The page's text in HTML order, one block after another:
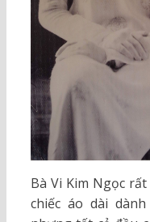
Bà Vi Kim Ngọc
chiếc áo dài